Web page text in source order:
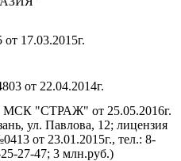
17.03.2015г.
от 22.04.2014г.
"СТРАЖ" от 25.05.2016г.
ул. Павлова, 12; лицензия
от 23.01.2015г., тел.: 8-
27-47; 3 млн.руб.)